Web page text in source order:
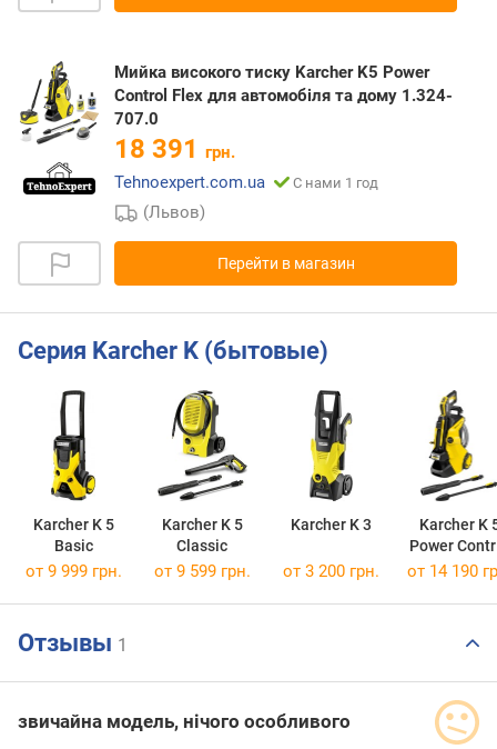
Мийка високого тиску Karcher K5 Power
Control Flex для автомобіля та дому 1.324-
707.0
18 391 грн.
Tehnoexpert.com.ua
С нами 1 год
(Львов)
Перейти в магазин
Серия Karcher K (бытовые)
Karcher K 5
Basic
Karcher K 5
Classic
Karcher K 3
Karcher K
Power
Flex
от 9 999 грн. от 9 599 грн. от 3 200 грн. от 14 190
Отзывы 1
звичайна модель, нічого особливого